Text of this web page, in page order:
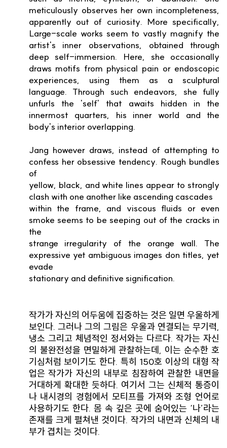
meticulously observes her own incompleteness,
apparently out of curiosity. More specifically,
Large-scale works seem to vastly magnify the
artist's inner observations, obtained through
deep self-immersion. Here, she occasionally
draws motifs from physical pain or endoscopic
experiences, using them as a sculptural
language. Through such endeavors, she fully
unfurls the 'self' that awaits hidden in the
innermost quarters, his inner world and the
body's interior overlapping.
Jang however draws, instead of attempting to
confess her obsessive tendency. Rough bundles
of
yellow, black, and white lines appear to strongly
clash with one another like ascending cascades
within the frame, and viscous fluids or even
smoke seems to be seeping out of the cracks in
the
strange irregularity of the orange wall. The
expressive yet ambiguous images don titles, yet
evade
stationary and definitive signification.
작가가 자신의 어두움에 집중하는 것은 일면 우울하게
보인다. 그러나 그의 그림은 우울과 연결되는 무기력,
냉소 그리고 체념적인 정서와는 다르다. 작가는 자신
의 불완전성을 면밀하게 관찰하는데, 이는 순수한 호
기심처럼 보이기도 한다. 특히 150호 이상의 대형 작
업은 작가가 자신의 내부로 침잠하여 관찰한 내면을
거대하게 확대한 듯하다. 여기서 그는 신체적 통증이
나 내시경의 경험에서 모티프를 가져와 조형 언어로
사용하기도 한다. 몸 속 깊은 곳에 숨어있는 ‘나’라는
존재를 크게 펼쳐낸 것이다. 작가의 내면과 신체의 내
부가 겹치는 것이다.